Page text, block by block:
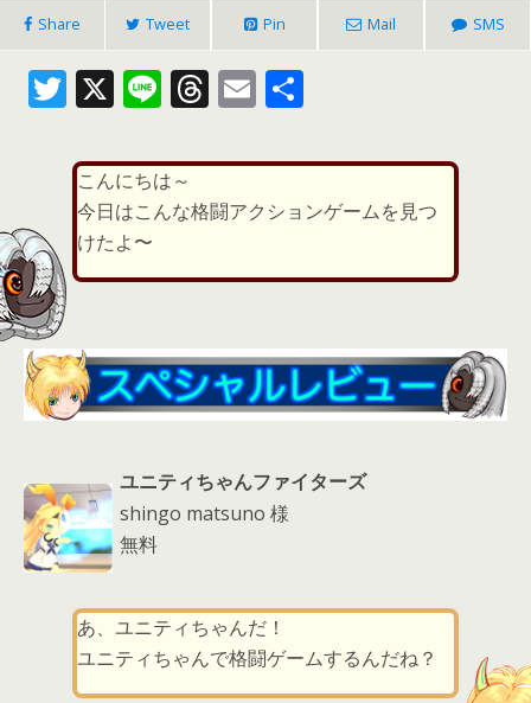
Share Tweet Pin Mail SMS
T
itt
er
X Li
e
T
re
a
s
E
ai
l
こんにちは～
今日はこんな格闘アクションゲームを見つ
けたよ〜
ユニティちゃんファイターズ
shingo matsuno 様
無料
あ、ユニティちゃんだ！
ユニティちゃんで格闘ゲームするんだね？